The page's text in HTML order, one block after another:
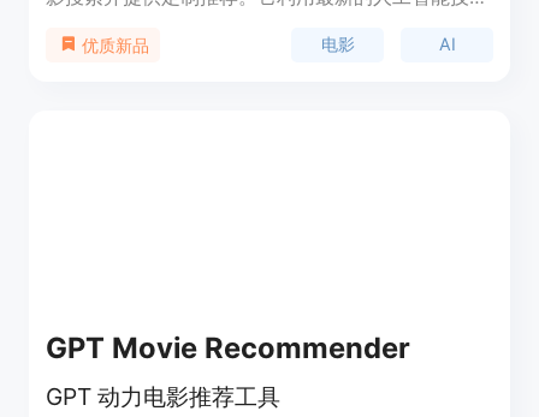
影发现和推荐的未来体验。它具有直观的电影查找功
优质新品 电影 AI
GPT Movie Recommender
GPT 动力电影推荐工具